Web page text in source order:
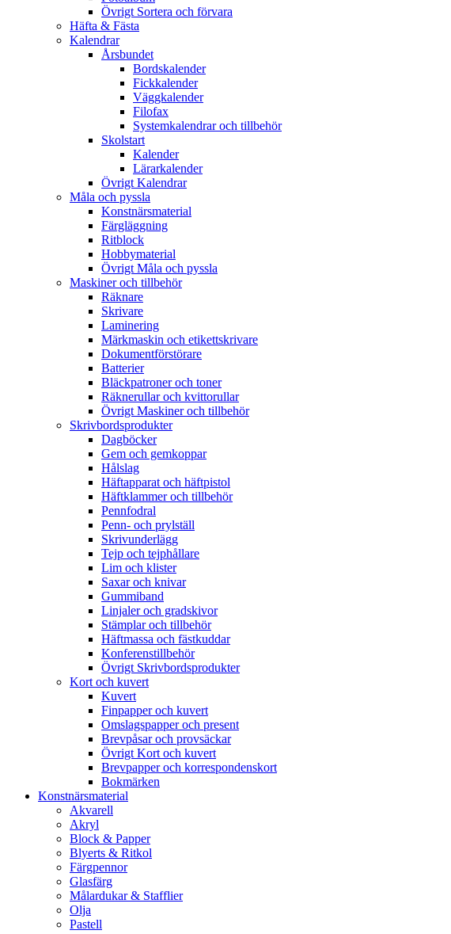
Övrigt Sortera och förvara
Häfta & Fästa
Kalendrar
Årsbundet
Bordskalender
Fickkalender
Väggkalender
Filofax
Systemkalendrar och tillbehör
Skolstart
Kalender
Lärarkalender
Övrigt Kalendrar
Måla och pyssla
Konstnärsmaterial
Färgläggning
Ritblock
Hobbymaterial
Övrigt Måla och pyssla
Maskiner och tillbehör
Räknare
Skrivare
Laminering
Märkmaskin och etikettskrivare
Dokumentförstörare
Batterier
Bläckpatroner och toner
Räknerullar och kvittorullar
Övrigt Maskiner och tillbehör
Skrivbordsprodukter
Dagböcker
Gem och gemkoppar
Hålslag
Häftapparat och häftpistol
Häftklammer och tillbehör
Pennfodral
Penn- och prylställ
Skrivunderlägg
Tejp och tejphållare
Lim och klister
Saxar och knivar
Gummiband
Linjaler och gradskivor
Stämplar och tillbehör
Häftmassa och fästkuddar
Konferenstillbehör
Övrigt Skrivbordsprodukter
Kort och kuvert
Kuvert
Finpapper och kuvert
Omslagspapper och present
Brevpåsar och provsäckar
Övrigt Kort och kuvert
Brevpapper och korrespondenskort
Bokmärken
Konstnärsmaterial
Akvarell
Akryl
Block & Papper
Blyerts & Ritkol
Färgpennor
Glasfärg
Målardukar & Stafflier
Olja
Pastell